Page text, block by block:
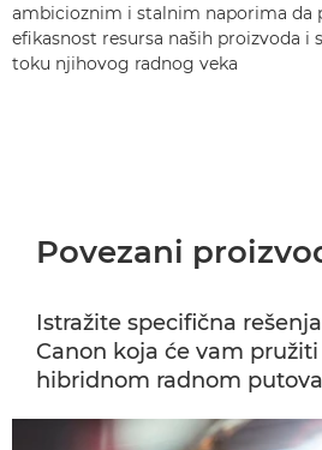
ambicioznim i stalnim naporima da
efikasnost resursa naših proizvoda i
toku njihovog radnog veka
Povezani
Istražite specifična
Canon koja će vam
hibridnom radnom